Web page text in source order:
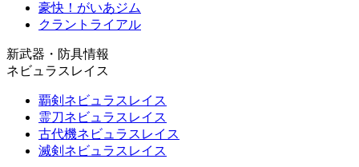
豪快！がいあジム
クラントライアル
新武器・防具情報
ネビュラスレイス
覇剣ネビュラスレイス
霊刀ネビュラスレイス
古代機ネビュラスレイス
滅剣ネビュラスレイス